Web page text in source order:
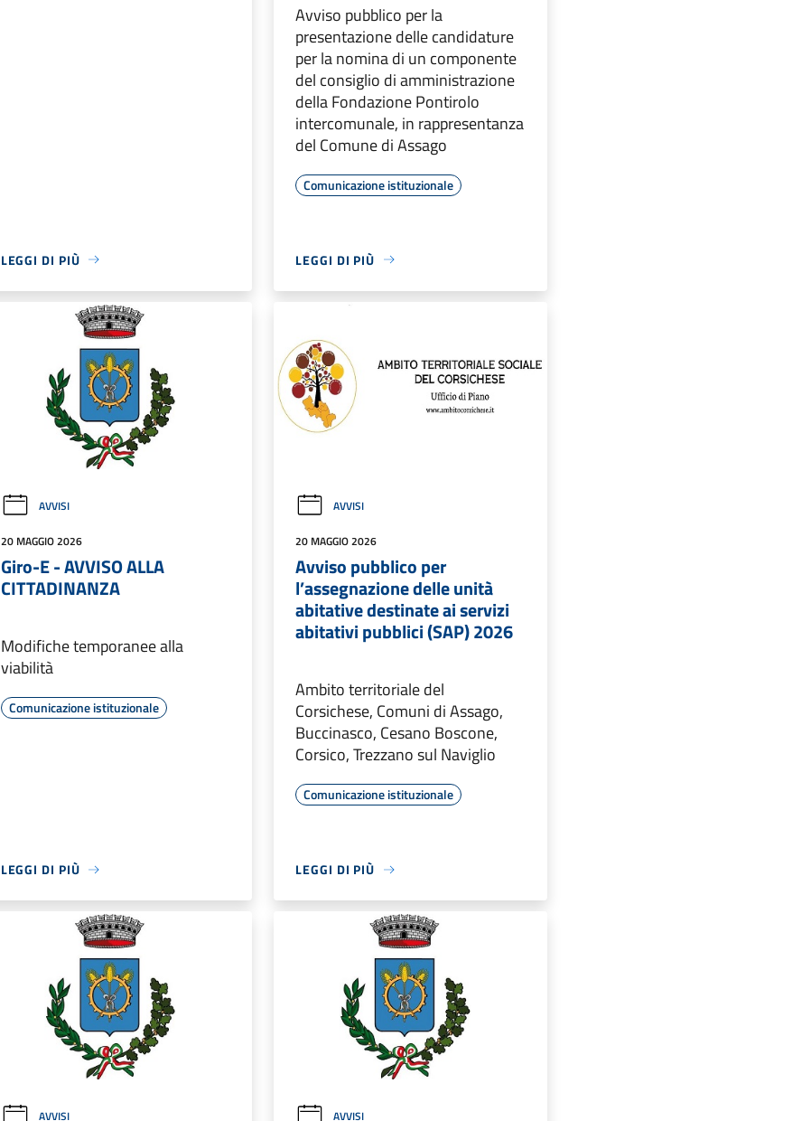
LEGGI DI PIÙ
Avviso pubblico per la
presentazione delle candidature
per la nomina di un componente
del consiglio di amministrazione
della Fondazione Pontirolo
intercomunale, in rappresentanza
del Comune di Assago
Comunicazione istituzionale
LEGGI DI PIÙ
AVVISI
20 MAGGIO 2026
Giro-E - AVVISO ALLA
CITTADINANZA
Modifiche temporanee alla
viabilità
Comunicazione istituzionale
LEGGI DI PIÙ
AVVISI
20 MAGGIO 2026
Avviso pubblico per
l’assegnazione delle unità
abitative destinate ai servizi
abitativi pubblici (SAP) 2026
Ambito territoriale del
Corsichese, Comuni di Assago,
Buccinasco, Cesano Boscone,
Corsico, Trezzano sul Naviglio
Comunicazione istituzionale
LEGGI DI PIÙ
AVVISI AVVISI